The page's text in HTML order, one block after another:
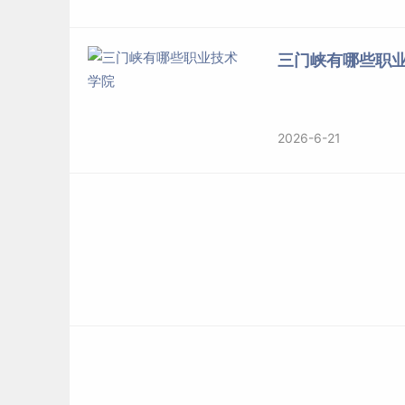
三门峡有哪些职
2026-6-21